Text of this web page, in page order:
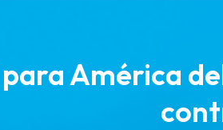
América